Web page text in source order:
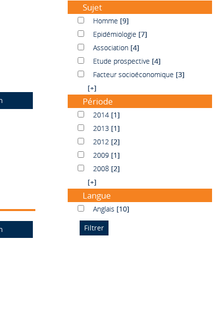
Sujet
HommeHomme [9]
Epidémiologie
Epidémiologie [7]
Association
Association [4]
Etude prospective
Etude prospective [4]
Facteur socioéconomique
Facteur socioéconomique [3]
[+]
Période
20142014 [1]
20132013 [1]
20122012 [2]
20092009 [1]
20082008 [2]
[+]
Langue
AnglaisAnglais [10]